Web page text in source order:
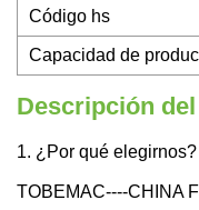
Código hs
Capacidad de
Descripción
1. ¿Por qué elegirnos?
TOBEMAC----CHINA